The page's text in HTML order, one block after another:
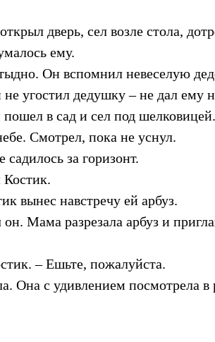
дверь, сел возле стола,
ему.
Он вспомнил невеселую
угостил дедушку – не дал ему
в сад и сел под
Смотрел, пока не уснул.
за горизонт.
вынес навстречу ей арбуз.
Мама разрезала арбуз и
– Ешьте, пожалуйста.
Она с удивлением посмотрела в